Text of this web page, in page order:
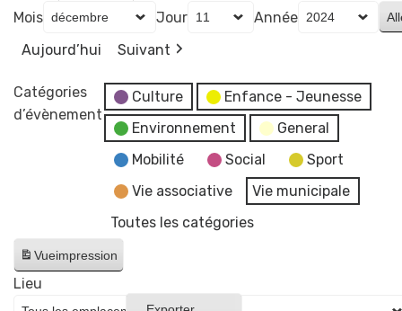
Mois Jour
Année
Aujourd’hui
Suivant
Catégories
d’évènement
Culture
Enfance - Jeunesse
Environnement
General
Mobilité
Social
Sport
Vie associative
Vie municipale
Toutes les catégories
Vueimpression
Lieu